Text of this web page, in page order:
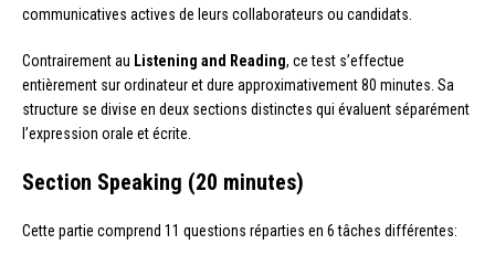
communicatives actives de leurs collaborateurs ou candidats.
Contrairement au Listening and Reading, ce test s’effectue
entièrement sur ordinateur et dure approximativement 80 minutes. Sa
structure se divise en deux sections distinctes qui évaluent séparément
l’expression orale et écrite.
Section Speaking (20 minutes)
Cette partie comprend 11 questions réparties en 6 tâches différentes: